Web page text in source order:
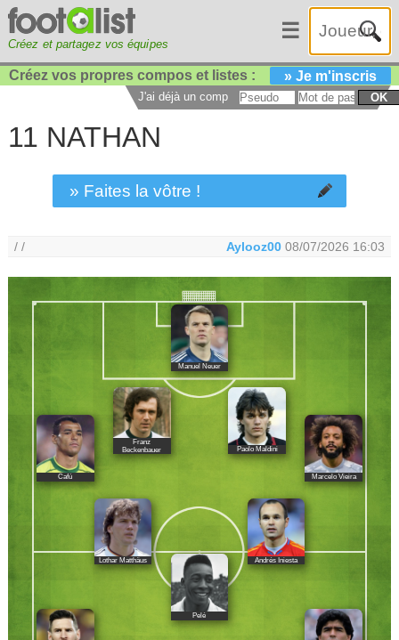
Créez et partagez vos équipes
☰
Créez vos propres compos et listes : » Je m'inscris
J'ai déjà un compte : OK
11 NATHAN
» Faites la vôtre !
/ / Aylooz00 08/07/2026 16:03
Manuel Neuer
Cafú
Franz
Beckenbauer
Paolo Maldini
Marcelo Vieira
Lothar Matthäus Andrés Iniesta
Pelé